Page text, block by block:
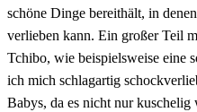
schöne Dinge bereithält, in
verlieben kann. Ein großer Teil
Tchibo, wie beispielsweise eine
ich mich schlagartig
Babys, da es nicht nur kuschelig